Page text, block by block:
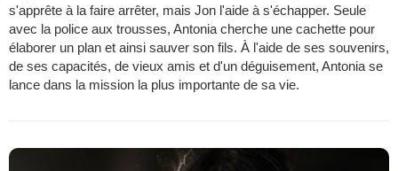
s'apprête à la faire arrêter, mais Jon l'aide à s'échapper. Seule
avec la police aux trousses, Antonia cherche une cachette pour
élaborer un plan et ainsi sauver son fils. À l'aide de ses souvenirs,
de ses capacités, de vieux amis et d'un déguisement, Antonia se
lance dans la mission la plus importante de sa vie.